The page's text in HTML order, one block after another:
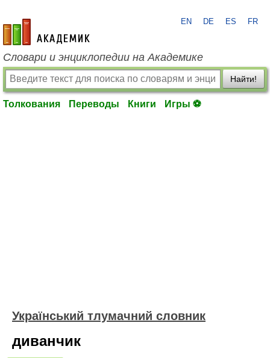
academic.ru
EN DE ES FR
Словари и энциклопедии на Академике
Найти!
Толкования Переводы Книги Игры ⚽
Український тлумачний словник
диванчик